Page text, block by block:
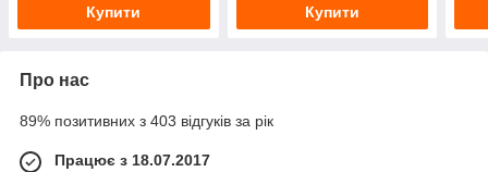
Купити Купити
Про нас
89% позитивних з 403 відгуків за рік
Працює з 18.07.2017